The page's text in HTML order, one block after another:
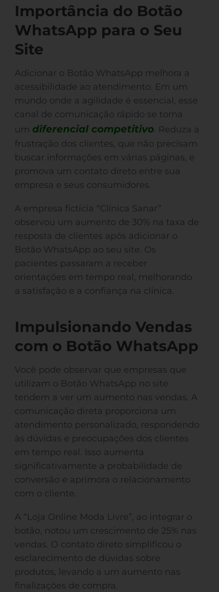
Importância do Botão
WhatsApp para o Seu
Site
Adicionar o Botão WhatsApp melhora a
acessibilidade ao atendimento. Em um
mundo onde a agilidade é essencial, esse
canal de comunicação rápido se torna
um diferencial competitivo. Reduza a
frustração dos clientes, que não precisam
buscar informações em várias páginas, e
promova um contato direto entre sua
empresa e seus consumidores.
A empresa fictícia “Clínica Sanar”
observou um aumento de 30% na taxa de
resposta de clientes após adicionar o
Botão WhatsApp ao seu site. Os
pacientes passaram a receber
orientações em tempo real, melhorando
a satisfação e a confiança na clínica.
Impulsionando Vendas
com o Botão WhatsApp
Você pode observar que empresas que
utilizam o Botão WhatsApp no site
tendem a ver um aumento nas vendas. A
comunicação direta proporciona um
atendimento personalizado, respondendo
às dúvidas e preocupações dos clientes
em tempo real. Isso aumenta
significativamente a probabilidade de
conversão e aprimora o relacionamento
com o cliente.
A “Loja Online Moda Livre”, ao integrar o
botão, notou um crescimento de 25% nas
vendas. O contato direto simplificou o
esclarecimento de dúvidas sobre
produtos, levando a um aumento nas
finalizações de compra.